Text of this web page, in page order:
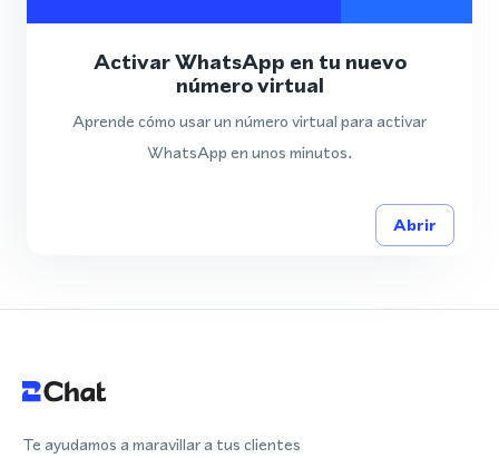
Activar WhatsApp en tu nuevo
número virtual
Aprende cómo usar un número virtual para activar
WhatsApp en unos minutos.
Abrir
Te ayudamos a maravillar a tus clientes